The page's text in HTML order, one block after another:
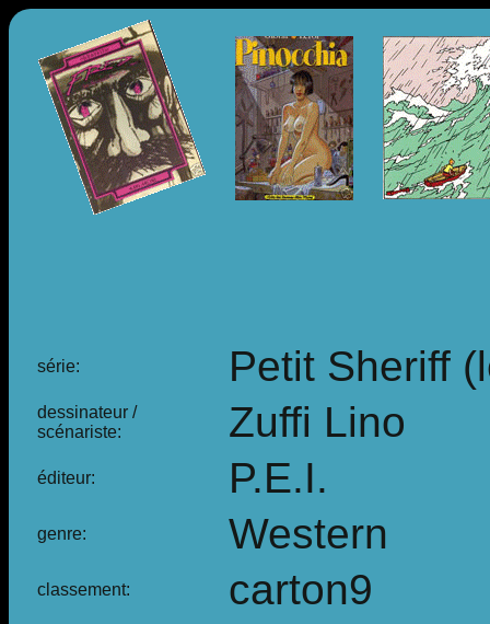
série: Petit Sheriff
dessinateur /
scénariste:
Zuffi Lino
éditeur: P.E.I.
genre: Western
classement: carton9